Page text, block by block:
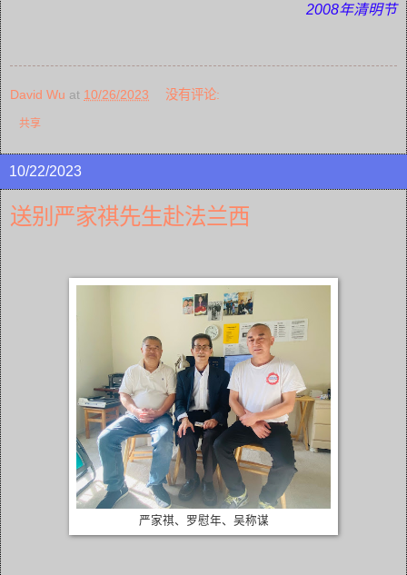
2008年清明节
David Wu at 10/26/2023 没有评论:
共享
10/22/2023
送别严家祺先生赴法兰西
严家祺、罗慰年、吴称谋